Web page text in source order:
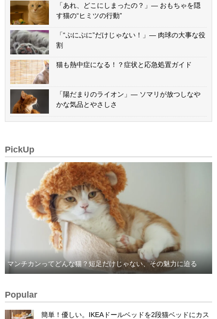
「あれ、どこにしまったの？」— おもちゃを隠
す猫の“ヒミツの行動”
「“ぷにぷに”だけじゃない！」— 肉球の大事な役
割
猫も熱中症になる！？症状と応急処置ガイド
「陽だまりのライオン」— ソマリが放つしなや
かな気品とやさしさ
PickUp
マンチカンってどんな猫？短足だけじゃない、その魅力に迫る
Popular
簡単！優しい。IKEAドールベッドを2段猫ベッドにカス